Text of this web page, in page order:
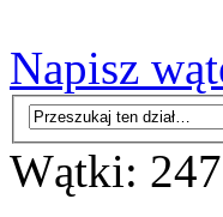
Napisz
Wątki: